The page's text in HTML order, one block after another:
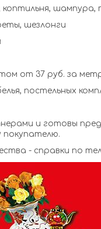
- мангалы, коптильня,
шезлонги
от 37 руб. за
постельных
и готовы
покупателю.
продаж, сотрудничества -